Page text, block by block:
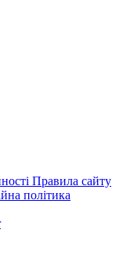
Правила сайту
політика